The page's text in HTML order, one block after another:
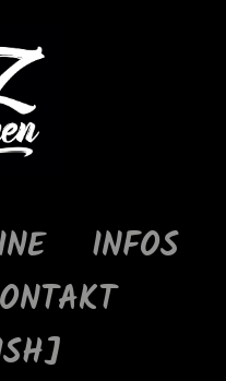
INFOS